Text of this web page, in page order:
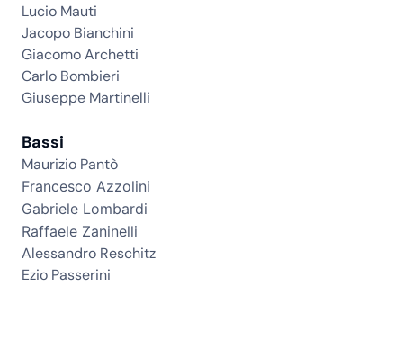
Lucio Mauti
Jacopo Bianchini
Giacomo Archetti
Carlo Bombieri
Giuseppe Martinelli
Bassi
Maurizio Pantò
Francesco Azzolini
Gabriele Lombardi
Raffaele Zaninelli
Alessandro Reschitz
Ezio Passerini